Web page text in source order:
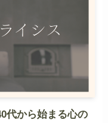
代から始まる心の